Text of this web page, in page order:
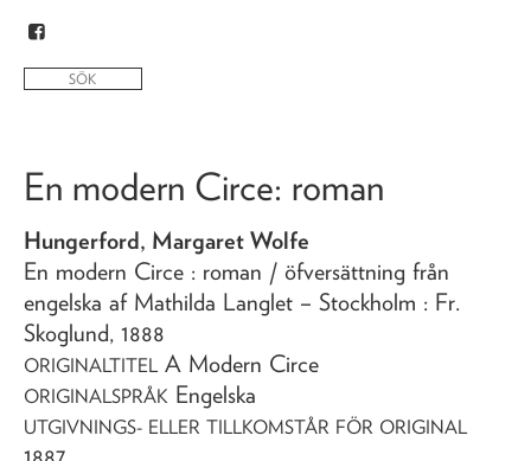
En modern Circe: roman
Hungerford, Margaret Wolfe
En modern Circe : roman / öfversättning från
engelska af Mathilda Langlet – Stockholm : Fr.
Skoglund, 1888
ORIGINALTITEL A Modern Circe
ORIGINALSPRÅK Engelska
UTGIVNINGS- ELLER TILLKOMSTÅR FÖR ORIGINAL